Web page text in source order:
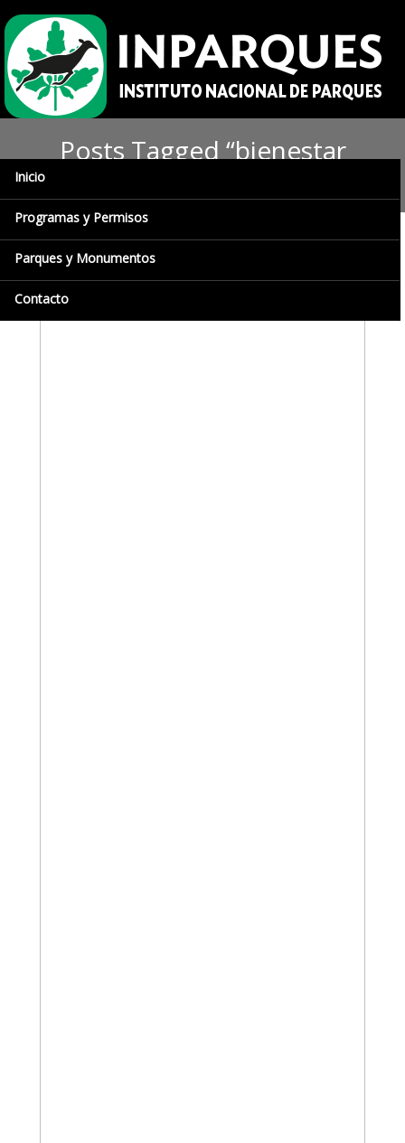
Inicio
Programas y Permisos
Parques y Monumentos
Contacto
Posts Tagged “bienestar